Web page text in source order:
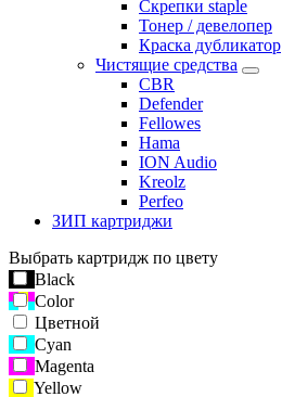
Скрепки staple
Тонер / девелопер
Краска дубликатор
Чистящие средства
CBR
Defender
Fellowes
Hama
ION Audio
Kreolz
Perfeo
ЗИП картриджи
Выбрать картридж по цвету
Black
Color
Цветной
Cyan
Magenta
Yellow